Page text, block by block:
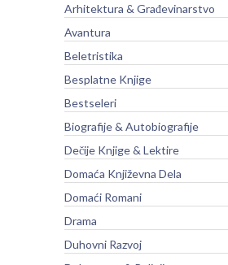
Arhitektura & Građevinarstvo
Avantura
Beletristika
Besplatne Knjige
Bestseleri
Biografije & Autobiografije
Dečije Knjige & Lektire
Domaća Književna Dela
Domaći Romani
Drama
Duhovni Razvoj